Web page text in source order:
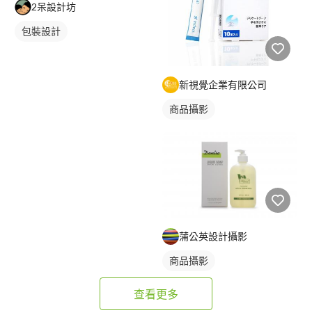
2呆設計坊
包裝設計
新視覺企業有限公司
商品攝影
蒲公英設計攝影
商品攝影
查看更多